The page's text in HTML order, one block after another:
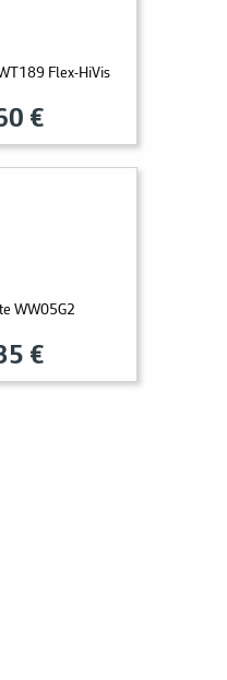
Flex-HiVis
€
WW05G2
€